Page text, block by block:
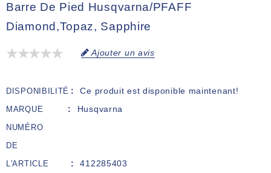
Barre De Pied Husqvarna/PFAFF
Diamond,Topaz, Sapphire
Ajouter un avis
DISPONIBILITÉ Ce produit est disponible maintenant!
MARQUE Husqvarna
NUMÉRO
DE
L'ARTICLE
412285403